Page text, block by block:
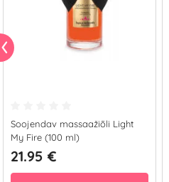
Soojendav massaažiõli Light
My Fire (100 ml)
21.95 €